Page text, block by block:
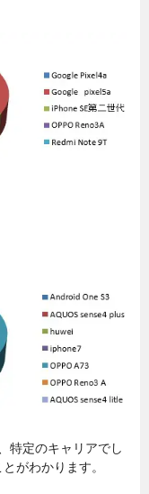
特定のキャリアでし
がわかります。